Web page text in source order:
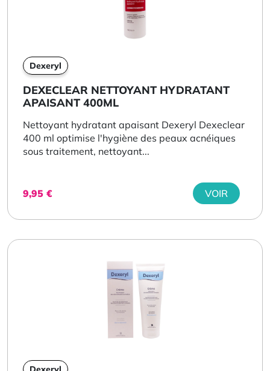
Dexeryl
DEXECLEAR NETTOYANT HYDRATANT
APAISANT 400ML
Nettoyant hydratant apaisant Dexeryl Dexeclear
400 ml optimise l'hygiène des peaux acnéiques
sous traitement, nettoyant...
9,95 € VOIR